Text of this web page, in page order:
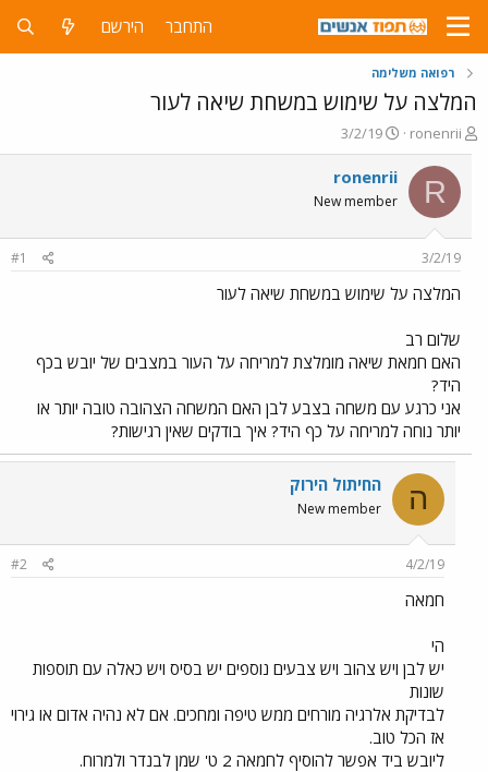
התחבר הירשם
רפואה משלימה
המלצה על שימוש במשחת שיאה לעור
פ
ו
ת
ח
ה
ו
ש
א
ronenrii
פ
ו
ר
ס
ם
ר
3/2/19
R
ronenrii
New member
3/2/19
#1
המלצה על שימוש במשחת שיאה לעור
שלום רב
האם חמאת שיאה מומלצת למריחה על העור במצבים של יובש בכף
היד?
אני כרגע עם משחה בצבע לבן האם המשחה הצהובה טובה יותר או
יותר נוחה למריחה על כף היד? איך בודקים שאין רגישות?
ה החיתול הירוק
New member
4/2/19
#2
חמאה
הי
יש לבן ויש צהוב ויש צבעים נוספים יש בסיס ויש כאלה עם תוספות
שונות
לבדיקת אלרגיה מורחים ממש טיפה ומחכים. אם לא נהיה אדום או גירוי
אז הכל טוב.
ליובש ביד אפשר להוסיף לחמאה 2 ט' שמן לבנדר ולמרוח.